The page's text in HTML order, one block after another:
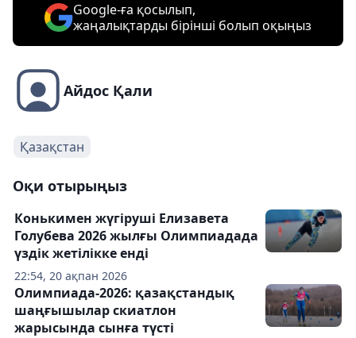
Google-ға қосылып,
жаңалықтарды бірінші болып оқыңыз
Айдос Қали
Қазақстан
Оқи отырыңыз
22:54, 20 ақпан 2026
Конькимен жүгіруші Елизавета
Голубева 2026 жылғы Олимпиадада
үздік жетілікке енді
Олимпиада-2026: қазақстандық
шаңғышылар скиатлон
жарысында сынға түсті